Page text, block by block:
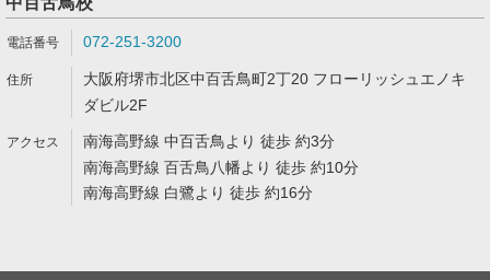
072-251-3200
大阪府堺市北区中百舌鳥町2丁20 フローリッシュエノキ
ダビル2F
南海高野線 中百舌鳥より 徒歩 約3分
南海高野線 百舌鳥八幡より 徒歩 約10分
南海高野線 白鷺より 徒歩 約16分